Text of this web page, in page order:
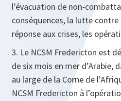
l’évacuation de non-
conséquences, la lutte
réponse aux crises, les
3. Le NCSM Fredericton est
de six mois en mer d’Arabie,
au large de la Corne de
NCSM Fredericton à